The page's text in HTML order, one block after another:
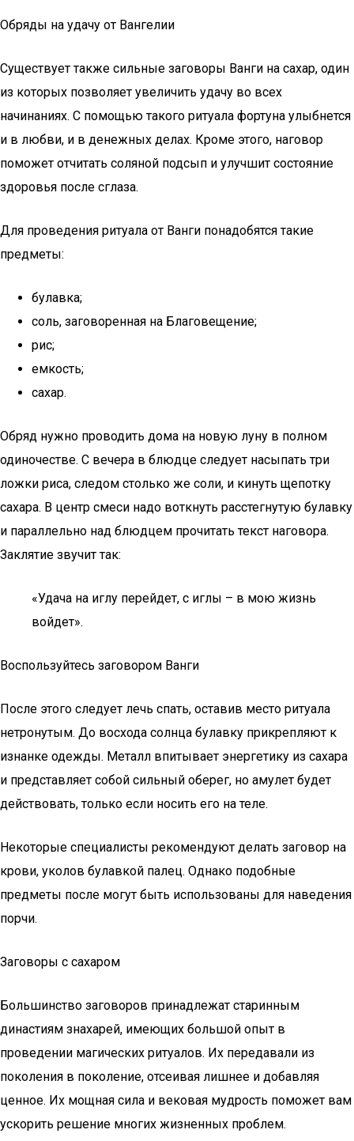
Обряды на удачу от Вангелии
Существует также сильные заговоры Ванги на сахар, один
из которых позволяет увеличить удачу во всех
начинаниях. С помощью такого ритуала фортуна улыбнется
и в любви, и в денежных делах. Кроме этого, наговор
поможет отчитать соляной подсып и улучшит состояние
здоровья после сглаза.
Для проведения ритуала от Ванги понадобятся такие
предметы:
булавка;
соль, заговоренная на Благовещение;
рис;
емкость;
сахар.
Обряд нужно проводить дома на новую луну в полном
одиночестве. С вечера в блюдце следует насыпать три
ложки риса, следом столько же соли, и кинуть щепотку
сахара. В центр смеси надо воткнуть расстегнутую булавку
и параллельно над блюдцем прочитать текст наговора.
Заклятие звучит так:
«Удача на иглу перейдет, с иглы – в мою жизнь
войдет».
Воспользуйтесь заговором Ванги
После этого следует лечь спать, оставив место ритуала
нетронутым. До восхода солнца булавку прикрепляют к
изнанке одежды. Металл впитывает энергетику из сахара
и представляет собой сильный оберег, но амулет будет
действовать, только если носить его на теле.
Некоторые специалисты рекомендуют делать заговор на
крови, уколов булавкой палец. Однако подобные
предметы после могут быть использованы для наведения
порчи.
Заговоры с сахаром
Большинство заговоров принадлежат старинным
династиям знахарей, имеющих большой опыт в
проведении магических ритуалов. Их передавали из
поколения в поколение, отсеивая лишнее и добавляя
ценное. Их мощная сила и вековая мудрость поможет вам
ускорить решение многих жизненных проблем.